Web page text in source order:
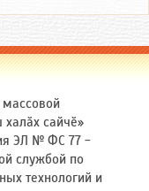
массовой
сайчӗ»
ЭЛ № ФС 77 -
службой по
технологий и